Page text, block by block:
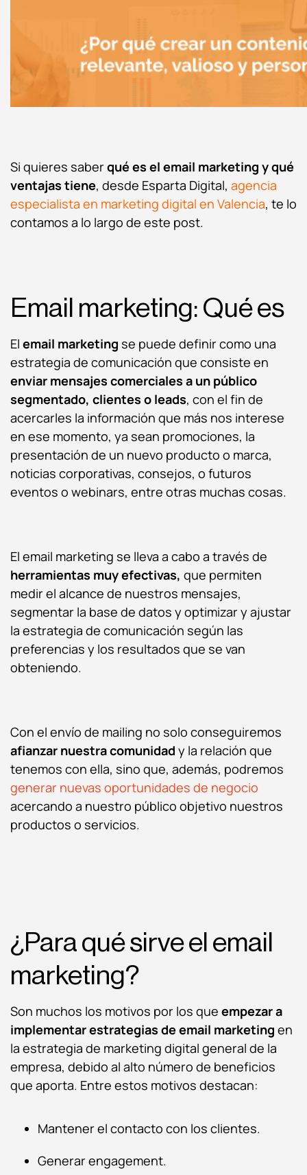
Si quieres saber qué es el email marketing y qué
ventajas tiene, desde Esparta Digital, agencia
especialista en marketing digital en Valencia, te lo
contamos a lo largo de este post.
Email marketing: Qué es
El email marketing se puede definir como una
estrategia de comunicación que consiste en
enviar mensajes comerciales a un público
segmentado, clientes o leads, con el fin de
acercarles la información que más nos interese
en ese momento, ya sean promociones, la
presentación de un nuevo producto o marca,
noticias corporativas, consejos, o futuros
eventos o webinars, entre otras muchas cosas.
El email marketing se lleva a cabo a través de
herramientas muy efectivas, que permiten
medir el alcance de nuestros mensajes,
segmentar la base de datos y optimizar y ajustar
la estrategia de comunicación según las
preferencias y los resultados que se van
obteniendo.
Con el envío de mailing no solo conseguiremos
afianzar nuestra comunidad y la relación que
tenemos con ella, sino que, además, podremos
generar nuevas oportunidades de negocio
acercando a nuestro público objetivo nuestros
productos o servicios.
¿Para qué sirve el email
marketing?
Son muchos los motivos por los que empezar a
implementar estrategias de email marketing en
la estrategia de marketing digital general de la
empresa, debido al alto número de beneficios
que aporta. Entre estos motivos destacan:
Mantener el contacto con los clientes.
Generar engagement.